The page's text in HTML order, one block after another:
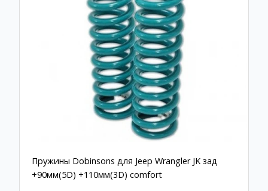
Пружины Dobinsons для Jeep Wrangler JK зад
+90мм(5D) +110мм(3D) comfort